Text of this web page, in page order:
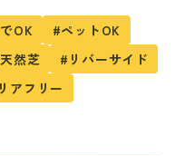
OK
#ペットOK
然芝
#リバーサイド
アフリー